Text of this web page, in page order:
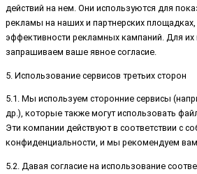
действий на нем. Они используются для
рекламы на наших и партнерских
эффективности рекламных кампаний. Для
запрашиваем ваше явное согласие.
5. Использование сервисов третьих сторон
5.1. Мы используем сторонние сервисы
др.), которые также могут использовать
Эти компании действуют в соответствии с
конфиденциальности, и мы рекомендуем
5.2. Давая согласие на использование